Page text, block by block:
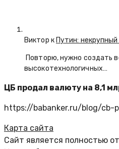
Виктор к Путин:
Повторю, нужно создать
высокотехнологичных…
ЦБ продал валюту на 8,1
https://babanker.ru/blog/
Карта сайта
Сайт является полностью